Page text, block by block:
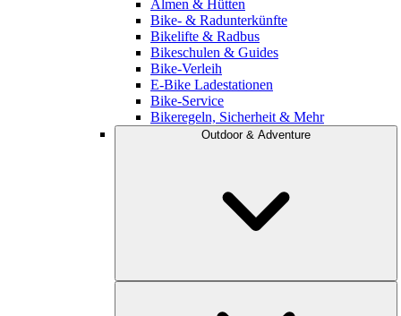
Almen & Hütten
Bike- & Radunterkünfte
Bikelifte & Radbus
Bikeschulen & Guides
Bike-Verleih
E-Bike Ladestationen
Bike-Service
Bikeregeln, Sicherheit & Mehr
Outdoor & Adventure